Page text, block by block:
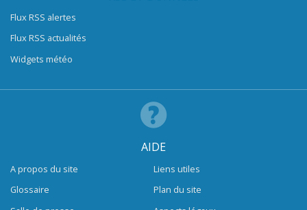
Flux RSS alertes
Flux RSS actualités
Widgets météo
AIDE
A propos du site
Glossaire
Liens utiles
Plan du site